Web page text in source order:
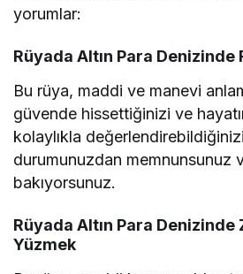
yorumlar:
Rüyada Altın Para Denizinde
Bu rüya, maddi ve manevi
güvende hissettiğinizi ve
kolaylıkla
durumunuzdan memnunsunuz
bakıyorsunuz.
Rüyada Altın Para
Yüzmek